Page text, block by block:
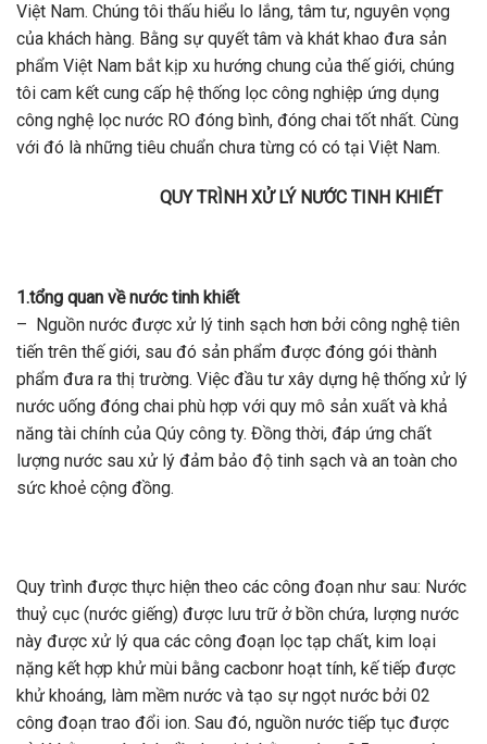
Việt Nam. Chúng tôi thấu hiểu lo lắng, tâm tư, nguyên vọng
của khách hàng. Bằng sự quyết tâm và khát khao đưa sản
phẩm Việt Nam bắt kịp xu hướng chung của thế giới, chúng
tôi cam kết cung cấp hệ thống lọc công nghiệp ứng dụng
công nghệ lọc nước RO đóng bình, đóng chai tốt nhất. Cùng
với đó là những tiêu chuẩn chưa từng có có tại Việt Nam.
QUY TRÌNH XỬ LÝ NƯỚC TINH KHIẾT
1.tổng quan về nước tinh khiết
– Nguồn nước được xử lý tinh sạch hơn bởi công nghệ tiên
tiến trên thế giới, sau đó sản phẩm được đóng gói thành
phẩm đưa ra thị trường. Việc đầu tư xây dựng hệ thống xử lý
nước uống đóng chai phù hợp với quy mô sản xuất và khả
năng tài chính của Qúy công ty. Đồng thời, đáp ứng chất
lượng nước sau xử lý đảm bảo độ tinh sạch và an toàn cho
sức khoẻ cộng đồng.
Quy trình được thực hiện theo các công đoạn như sau: Nước
thuỷ cục (nước giếng) được lưu trữ ở bồn chứa, lượng nước
này được xử lý qua các công đoạn lọc tạp chất, kim loại
nặng kết hợp khử mùi bằng cacbonr hoạt tính, kế tiếp được
khử khoáng, làm mềm nước và tạo sự ngọt nước bởi 02
công đoạn trao đổi ion. Sau đó, nguồn nước tiếp tục được